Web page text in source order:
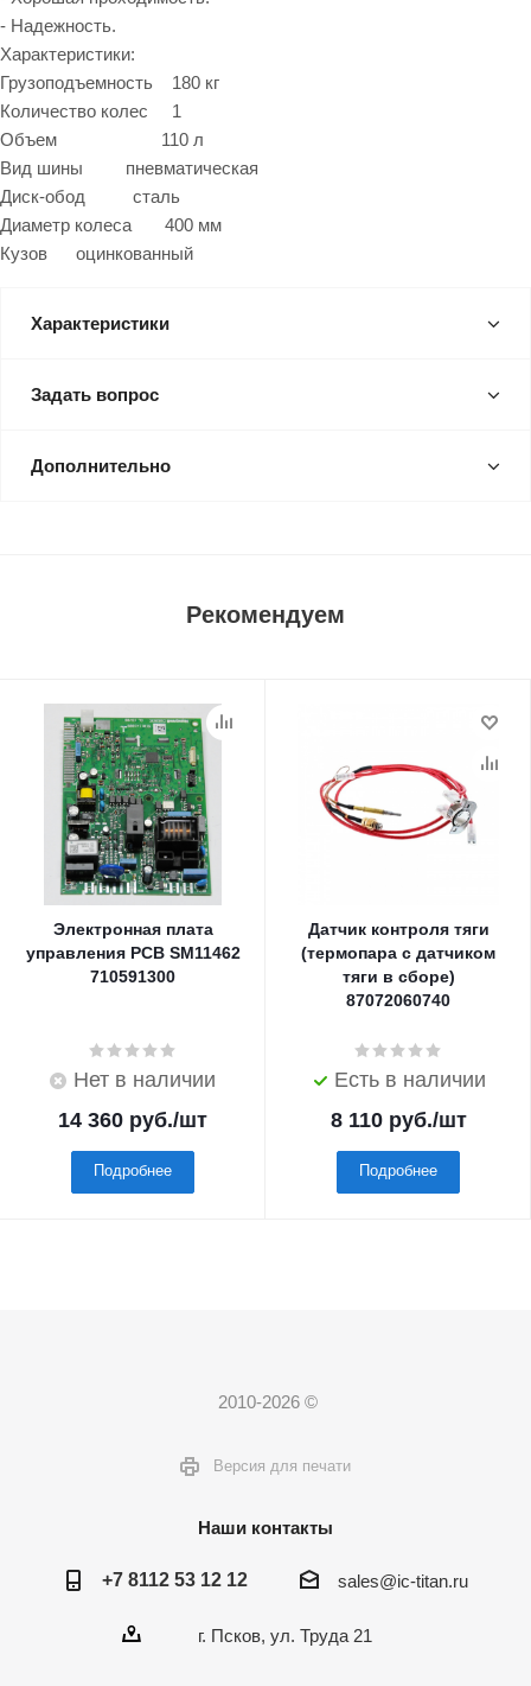
- Надежность.
Характеристики:
Грузоподъемность 180 кг
Количество колес 1
Объем 110 л
Вид шины пневматическая
Диск-обод сталь
Диаметр колеса 400 мм
Кузов оцинкованный
Характеристики
Задать вопрос
Дополнительно
Рекомендуем
Электронная плата
управления PCB SM11462
710591300
Нет в наличии
14 360 руб./шт
Подробнее
Датчик контроля тяги
(термопара с датчиком
тяги в сборе)
87072060740
Есть в наличии
8 110руб./шт
Подробнее
2010-2026 ©
Версия для печати
Наши контакты
+7 8112 53 12 12 sales@ic-titan.ru
г. Псков, ул. Труда 21